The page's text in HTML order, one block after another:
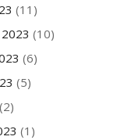
(11)
(10)
(6)
(5)
(2)
(1)